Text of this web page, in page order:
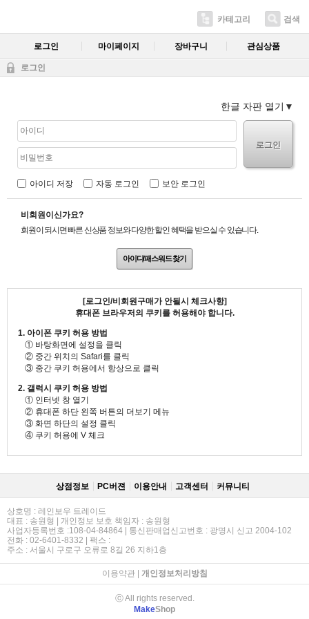
카테고리 검색
로그인 마이페이지 장바구니 관심상품
로그인
한글 자판 열기
로그인
아이디 저장 자동 로그인 보안 로그인
비회원이신가요?
회원이 되시면 빠른 신상품 정보와 다양한 할인 혜택을 받으실 수 있습니다.
아이디/패스워드 찾기
[로그인/비회원구매가 안될시 체크사항]
휴대폰 브라우저의 쿠키를 허용해야 합니다.
1. 아이폰 쿠키 허용 방법
① 바탕화면에 설정을 클릭
② 중간 위치의 Safari를 클릭
③ 중간 쿠키 허용에서 항상으로 클릭
2. 갤럭시 쿠키 허용 방법
① 인터넷 창 열기
② 휴대폰 하단 왼쪽 버튼의 더보기 메뉴
③ 화면 하단의 설정 클릭
④ 쿠키 허용에 V 체크
상점정보 PC버젼 이용안내 고객센터 커뮤니티
상호명 : 레인보우 트레이드
대표 : 송원형 | 개인정보 보호 책임자 : 송원형
사업자등록번호 :108-04-84864 | 통신판매업신고번호 : 광명시 신고 2004-102
전화 : 02-6401-8332 | 팩스 :
주소 : 서울시 구로구 오류로 8길 26 지하1층
이용약관| 개인정보처리방침
ⓒ All rights reserved.
MakeShop